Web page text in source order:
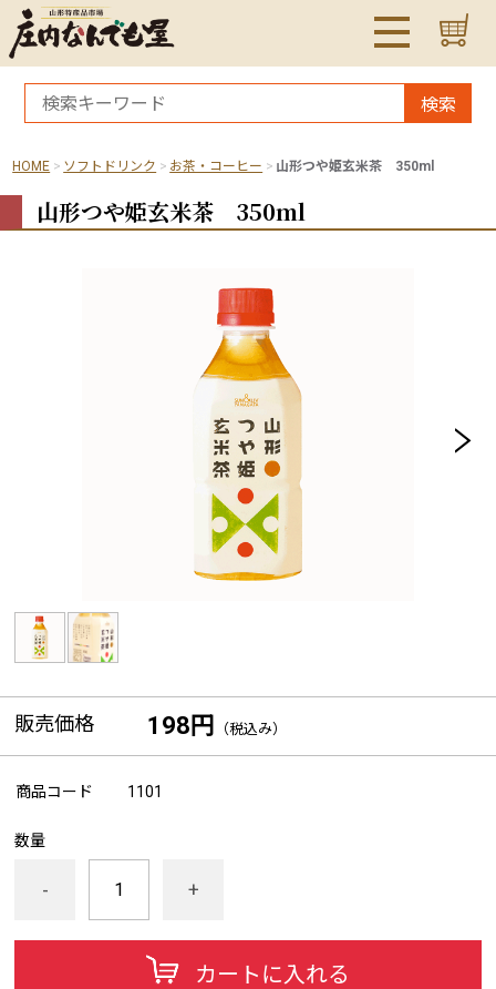
検索
HOME ソフトドリンク お茶・コーヒー 山形つや姫玄米茶 350ml
山形つや姫玄米茶 350ml
販売価格 198円 （税込み）
商品コード 1101
数量
- +
カートに入れる